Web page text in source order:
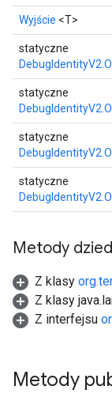
Wyjście <T>
statyczne
statyczne
statyczne
statyczne
Metody
Z klasy
Z klasy
Z interfejsu
Metody